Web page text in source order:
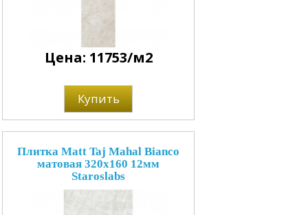
Цена: 11753/м2
Купить
Плитка Matt Taj Mahal Bianco
матовая 320x160 12мм
Staroslabs